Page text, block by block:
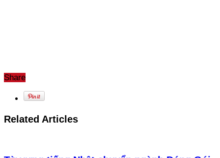
Share
Related Articles